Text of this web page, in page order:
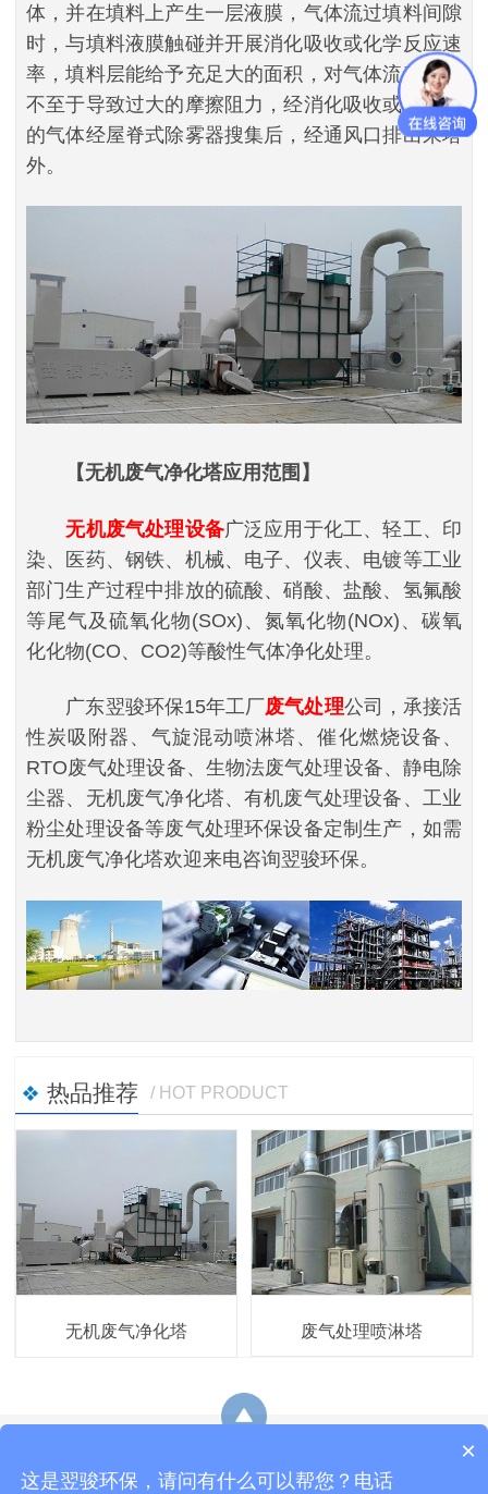
体，并在填料上产生一层液膜，气体流过填料间隙
时，与填料液膜触碰并开展消化吸收或化学反应速
率，填料层能给予充足大的面积，对气体流动性又
不至于导致过大的摩擦阻力，经消化吸收或中合后
的气体经屋脊式除雾器搜集后，经通风口排出来塔
外。
【无机废气净化塔应用范围】
无机废气处理设备广泛应用于化工、轻工、印
染、医药、钢铁、机械、电子、仪表、电镀等工业
部门生产过程中排放的硫酸、硝酸、盐酸、氢氟酸
等尾气及硫氧化物(SOx)、氮氧化物(NOx)、碳氧
化化物(CO、CO2)等酸性气体净化处理。
广东翌骏环保15年工厂废气处理公司，承接活
性炭吸附器、气旋混动喷淋塔、催化燃烧设备、
RTO废气处理设备、生物法废气处理设备、静电除
尘器、无机废气净化塔、有机废气处理设备、工业
粉尘处理设备等废气处理环保设备定制生产，如需
无机废气净化塔欢迎来电咨询翌骏环保。
热品推荐 / HOT PRODUCT
无机废气净化塔 废气处理喷淋塔
×
这是翌骏环保，请问有什么可以帮您？电话